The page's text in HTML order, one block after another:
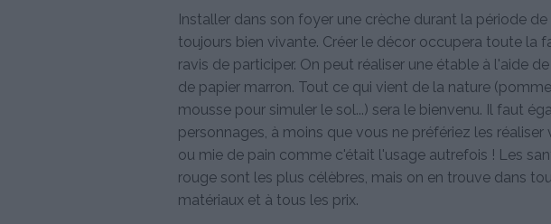
Installer dans son foyer une crèche durant la période
toujours bien vivante. Créer le décor occupera toute la
ravis de participer. On peut réaliser une étable à l'aide
de papier marron. Tout ce qui vient de la nature
mousse pour simuler le sol...) sera le bienvenu. Il faut
personnages, à moins que vous ne préfériez les
ou mie de pain comme c'était l'usage autrefois ! Les
rouge sont les plus célèbres, mais on en trouve dans
matériaux et à tous les prix.